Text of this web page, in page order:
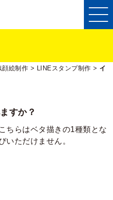
顔絵制作 > LINEスタンプ制作 > イ
すか？
ちらはベタ描きの1種類とな
いただけません。